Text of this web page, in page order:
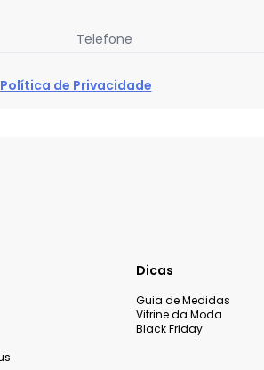
Telefone
Política de Privacidade
Dicas
Guia de Medidas
Vitrine da Moda
Black Friday